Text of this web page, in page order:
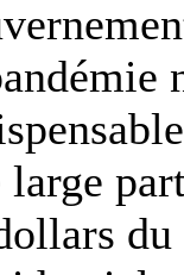
large
du